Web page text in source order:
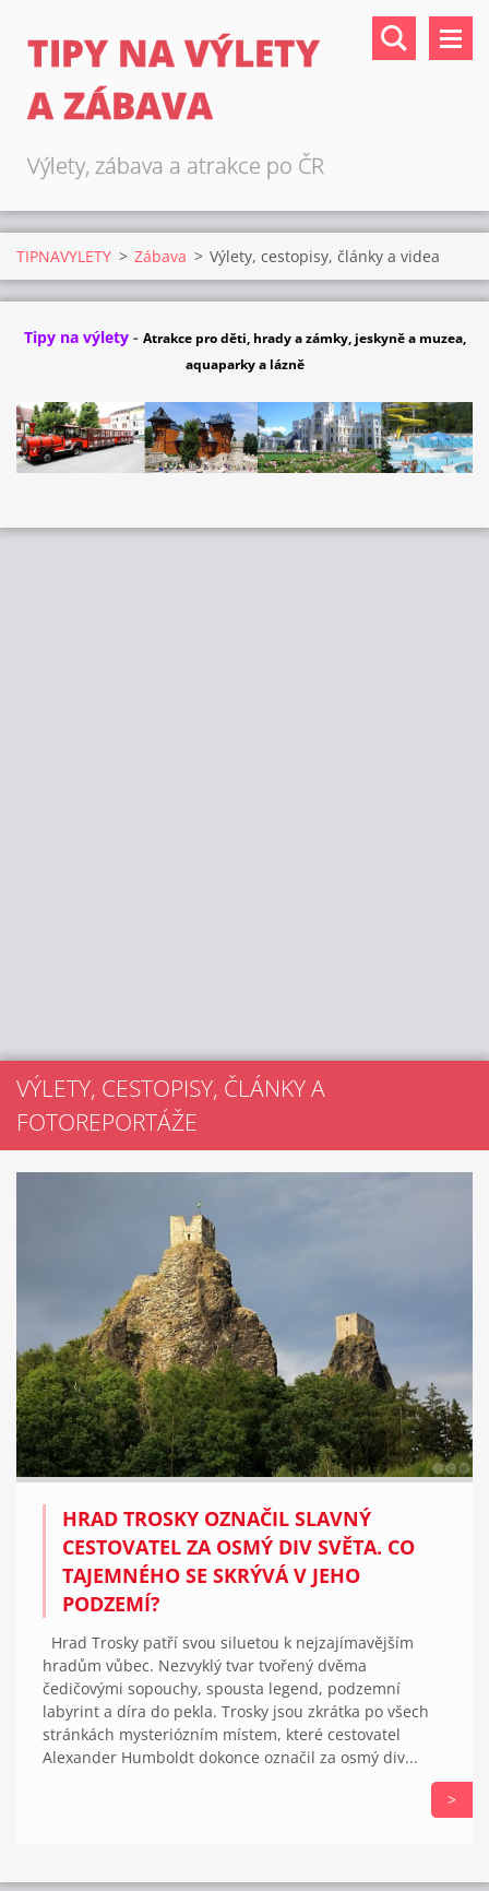
TIPY NA VÝLETY
A ZÁBAVA
Výlety, zábava a atrakce po ČR
TIPNAVYLETY > Zábava > Výlety, cestopisy, články a videa
Tipy na výlety- Atrakce pro děti, hrady a zámky, jeskyně a muzea,
aquaparky a lázně
VÝLETY, CESTOPISY, ČLÁNKY A
FOTOREPORTÁŽE
HRAD TROSKY OZNAČIL SLAVNÝ
CESTOVATEL ZA OSMÝ DIV SVĚTA. CO
TAJEMNÉHO SE SKRÝVÁ V JEHO
PODZEMÍ?
Hrad Trosky patří svou siluetou k nejzajímavějším
hradům vůbec. Nezvyklý tvar tvořený dvěma
čedičovými sopouchy, spousta legend, podzemní
labyrint a díra do pekla. Trosky jsou zkrátka po všech
stránkách mysteriózním místem, které cestovatel
Alexander Humboldt dokonce označil za osmý div...
>